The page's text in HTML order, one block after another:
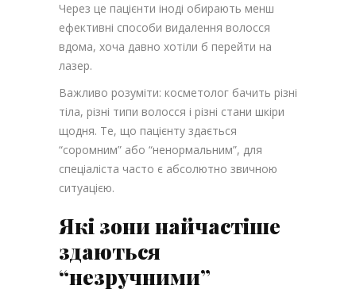
Через це пацієнти іноді обирають менш
ефективні способи видалення волосся
вдома, хоча давно хотіли б перейти на
лазер.
Важливо розуміти: косметолог бачить різні
тіла, різні типи волосся і різні стани шкіри
щодня. Те, що пацієнту здається
“соромним” або “ненормальним”, для
спеціаліста часто є абсолютно звичною
ситуацією.
Які зони найчастіше
здаються
“незручними”